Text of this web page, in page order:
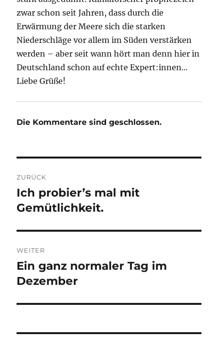
zwar schon seit Jahren, dass durch die
Erwärmung der Meere sich die starken
Niederschläge vor allem im Süden verstärken
werden – aber seit wann hört man denn hier in
Deutschland schon auf echte Expert:innen…
Liebe Grüße!
Die Kommentare sind geschlossen.
ZURÜCK
Vorheriger
Beitrag:
Ich probier’s mal mit
Gemütlichkeit.
WEITER
Nächster
Beitrag:
Ein ganz normaler Tag im
Dezember